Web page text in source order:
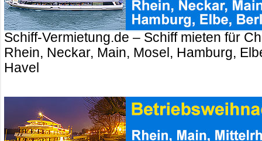
Schiff-Vermietung.de – Schiff mieten für
Rhein, Neckar, Main, Mosel, Hamburg,
Havel